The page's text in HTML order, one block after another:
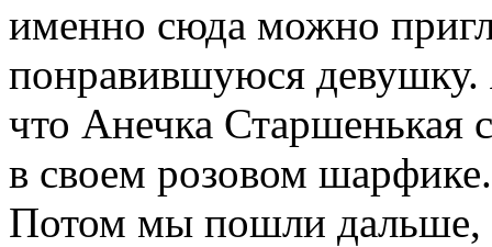
именно сюда можно
понравившуюся девушку.
что Анечка Старшенькая
в своем розовом шарфике.
Потом мы пошли дальше,